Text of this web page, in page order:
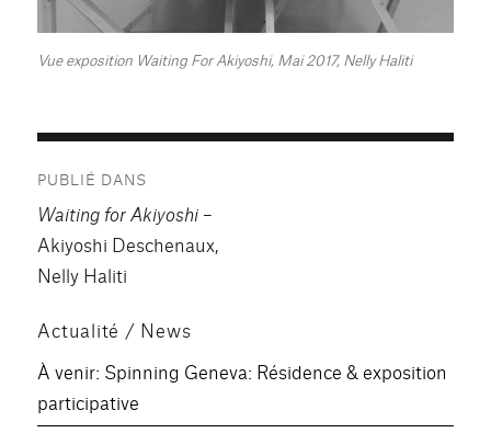
Vue exposition Waiting For Akiyoshi, Mai 2017, Nelly Haliti
de
l’article
PUBLIÉ DANS
Waiting for Akiyoshi –
Akiyoshi Deschenaux,
Nelly Haliti
Actualité / News
À venir: Spinning Geneva: Résidence & exposition
participative